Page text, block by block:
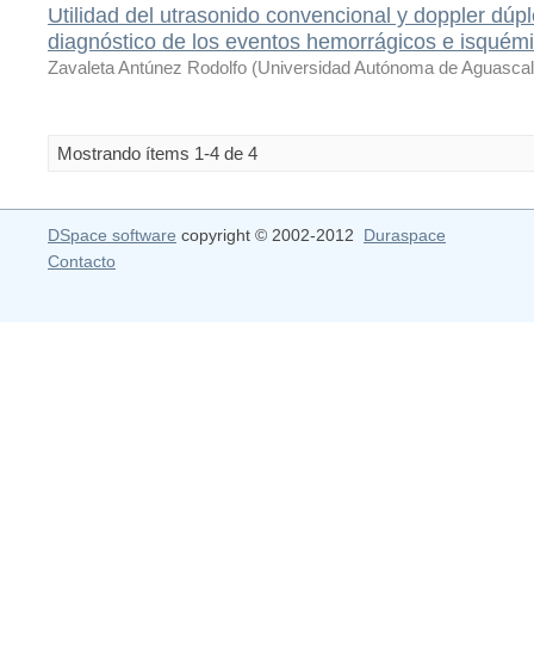
Utilidad del utrasonido convencional y doppler
diagnóstico de los eventos hemorrágicos e
Zavaleta Antúnez Rodolfo (Universidad Autónoma de
Mostrando ítems 1-4 de 4
DSpace software copyright © 2002-2012 Duraspace
Contacto